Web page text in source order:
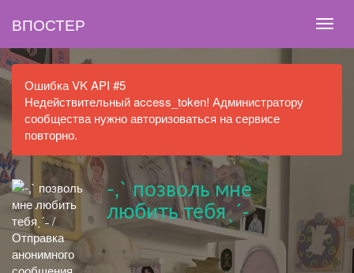
ВПОСТЕР
Ошибка VK API #5
Недействительный access_token! Администратору
сообщества нужно авторизоваться на сервисе
повторно.
-,` позволь мне
любить тебяˎˊ˗